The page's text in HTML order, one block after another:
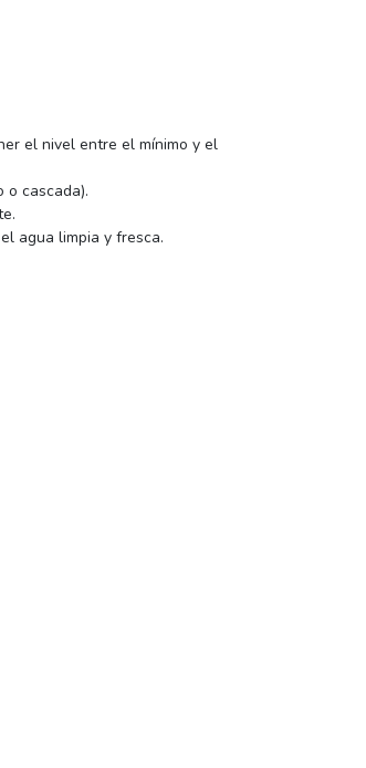
el nivel entre el mínimo y el
o cascada).
agua limpia y fresca.